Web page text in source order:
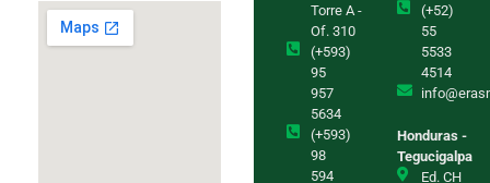
Torre A -
Of. 310
(+593)
95
957
5634
(+593)
98
594
(+52)
55
5533
4514
Honduras -
Tegucigalpa
Ed. CH